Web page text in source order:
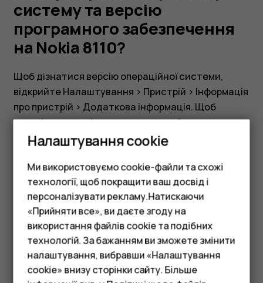
на
Nokia
8110?
Смартфони
Фічерфони
систему та версію
програмного забезпечення
на Nokia 8110?
Щоб дізнатися версію операційної системи,
відкрийтеНалаштування > Пристрій > Інформація
про пристрій > Додаткова інформація. Щоб
перевірити версію програмного забезпечення,
відкрийтеНалаштування>Пристрій
Це було для вас корисним?
Так Ні
Налаштування cookie
Ми використовуємо cookie-файли та схожі
технології, щоб покращити ваш досвід і
персоналізувати рекламу.Натискаючи
«Прийняти все», ви даєте згоду на
використання файлів cookie та подібних
технологій. За бажанням ви зможете змінити
налаштування, вибравши «Налаштування
cookie» внизу сторінки сайту. Більше